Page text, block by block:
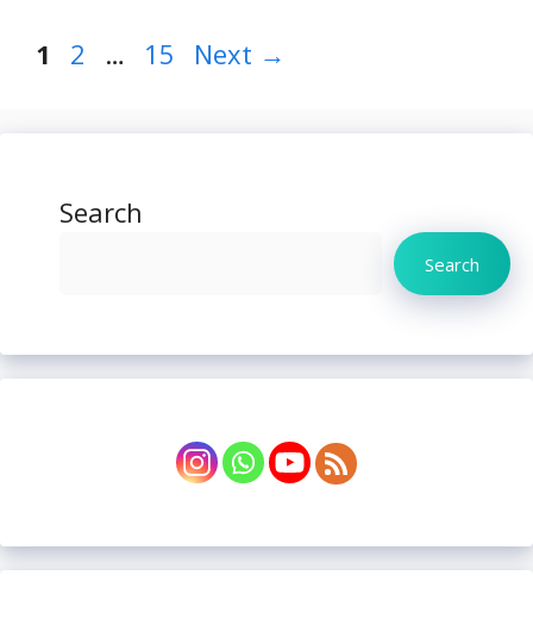
Page
1 Page
2 … Page
15 Next →
Search
Search